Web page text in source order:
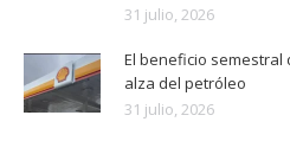
31 julio, 2026
El beneficio semestral
alza del petróleo
31 julio, 2026